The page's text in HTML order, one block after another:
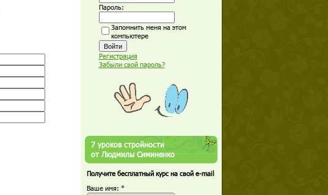
Пароль:
Запомнить меня на этом
компьютере
Регистрация
Забыли свой пароль?
7 уроков стройности
от Людмилы Симиненко
Получите бесплатный курс на свой e-mail
Ваше имя: *